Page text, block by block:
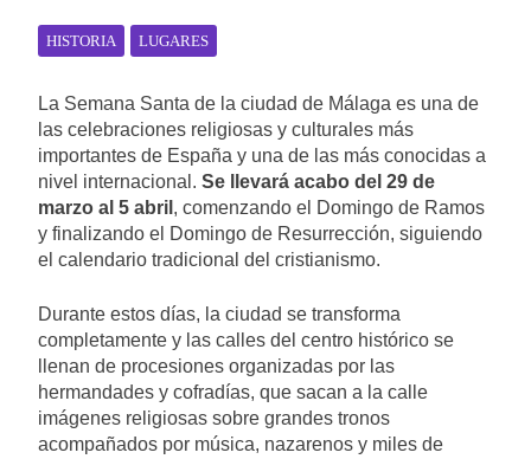
HISTORIA LUGARES
La Semana Santa de la ciudad de Málaga es una de
las celebraciones religiosas y culturales más
importantes de España y una de las más conocidas a
nivel internacional. Se llevará acabo del 29 de
marzo al 5 abril , comenzando el Domingo de Ramos
y finalizando el Domingo de Resurrección, siguiendo
el calendario tradicional del cristianismo.
Durante estos días, la ciudad se transforma
completamente y las calles del centro histórico se
llenan de procesiones organizadas por las
hermandades y cofradías, que sacan a la calle
imágenes religiosas sobre grandes tronos
acompañados por música, nazarenos y miles de